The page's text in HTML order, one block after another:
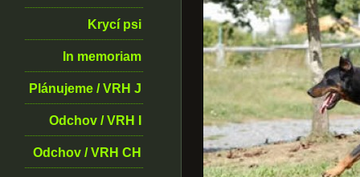
Krycí psi
In memoriam
Plánujeme / VRH J
Odchov / VRH I
Odchov / VRH CH